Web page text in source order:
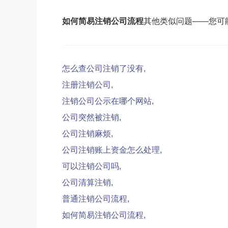
如何简易注销公司流程其他类似问题——您可
怎么查公司注销了没有,
注册注销公司,
注销公司公示在哪个网站,
公司突然被注销,
公司注销麻烦,
公司注销账上资金怎么处理,
可以注销公司吗,
公司清算注销,
普通注销公司流程,
如何简易注销公司流程,